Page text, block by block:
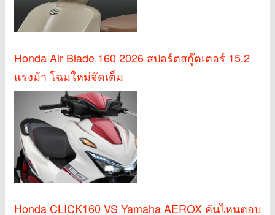
Honda Air Blade 160 2026 สปอร์ตสกู๊ตเตอร์ 15.2
แรงม้า โฉมใหม่จัดเต็ม
Honda CLICK160 VS Yamaha AEROX คันไหนตอบ